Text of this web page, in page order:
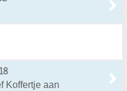
Koffertje aan